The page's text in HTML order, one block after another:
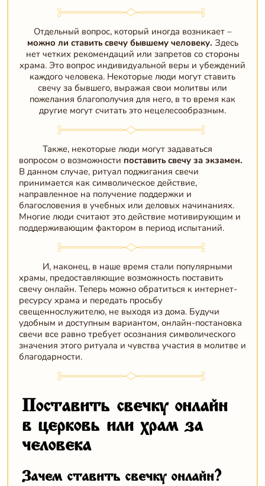
Отдельный вопрос, который иногда возникает –
можно ли ставить свечу бывшему человеку. Здесь
нет четких рекомендаций или запретов со стороны
храма. Это вопрос индивидуальной веры и убеждений
каждого человека. Некоторые люди могут ставить
свечу за бывшего, выражая свои молитвы или
пожелания благополучия для него, в то время как
другие могут считать это нецелесообразным.
Также, некоторые люди могут задаваться
вопросом о возможности поставить свечу за экзамен.
В данном случае, ритуал поджигания свечи
принимается как символическое действие,
направленное на получение поддержки и
благословения в учебных или деловых начинаниях.
Многие люди считают это действие мотивирующим и
поддерживающим фактором в период испытаний.
И, наконец, в наше время стали популярными
храмы, предоставляющие возможность поставить
свечу онлайн. Теперь можно обратиться к интернет-
ресурсу храма и передать просьбу
свещеннослужителю, не выходя из дома. Будучи
удобным и доступным вариантом, онлайн-постановка
свечи все равно требует осознания символического
значения этого ритуала и чувства участия в молитве и
благодарности.
Поставить свечку онлайн
в церковь или храм за
человека
Зачем ставить свечку онлайн?